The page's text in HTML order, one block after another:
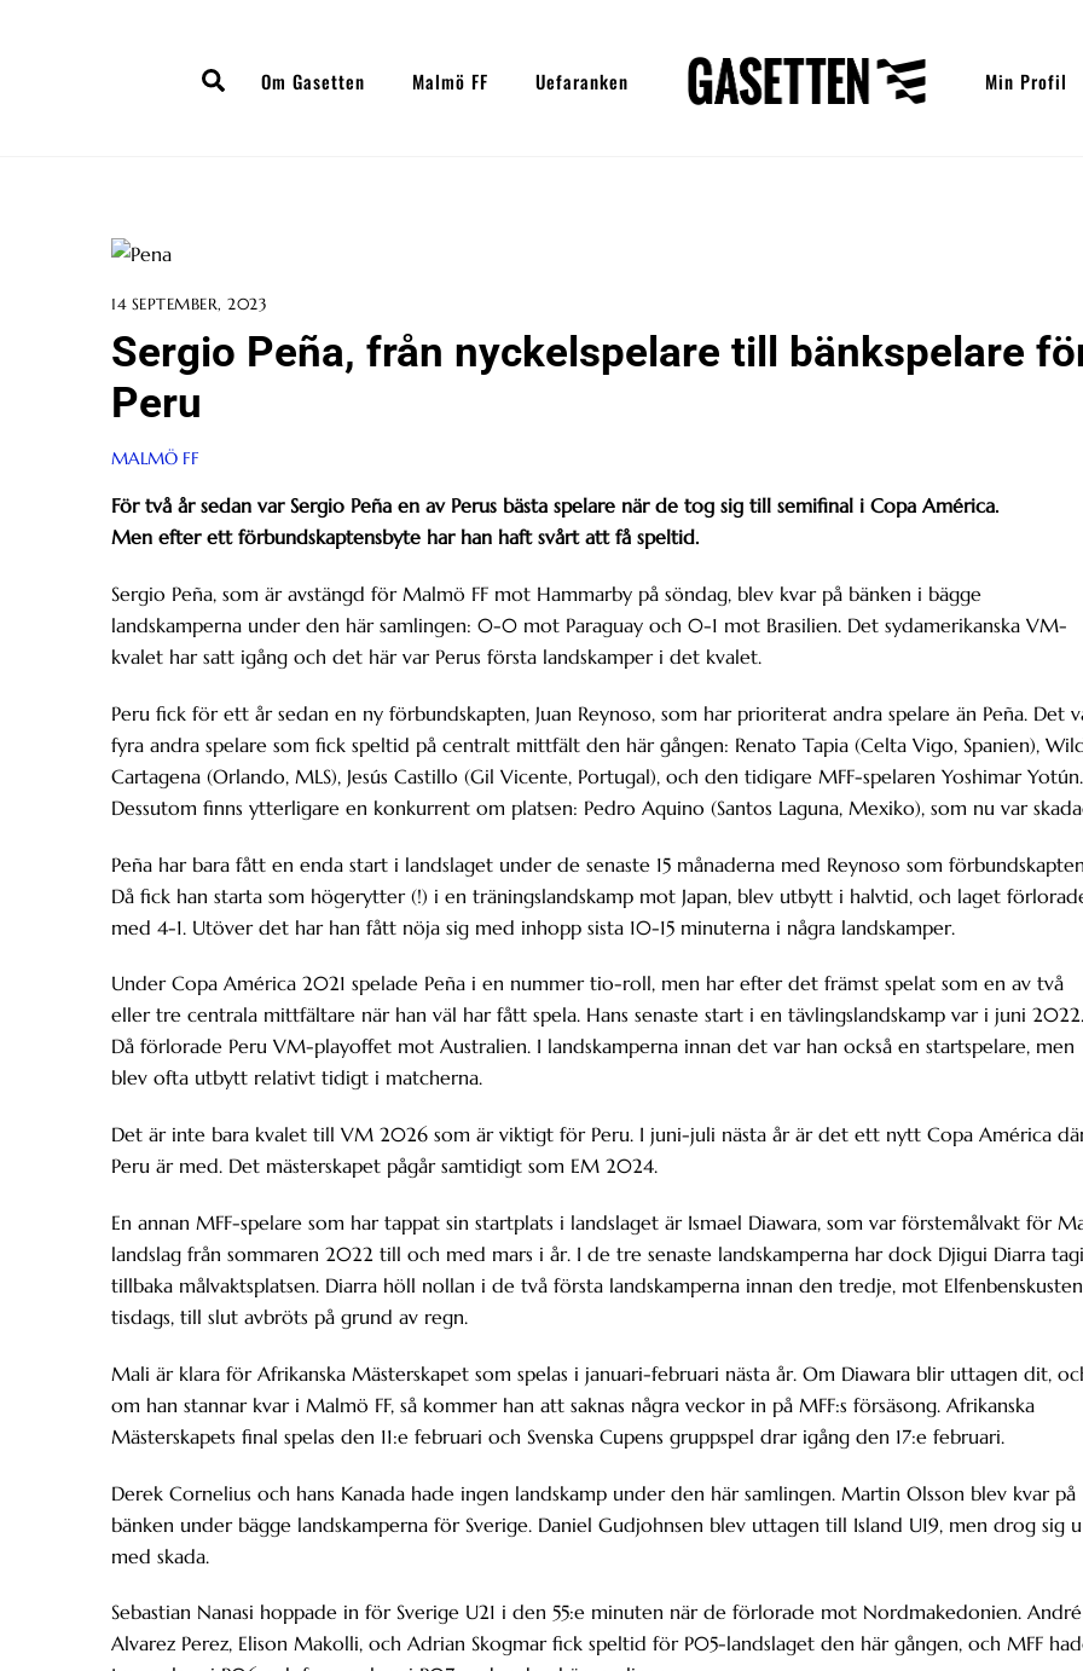
SearchOm Gasetten Malmö FF Uefaranken Min Profil
14 SEPTEMBER, 2023
Sergio Peña, från nyckelspelare till bänkspelare
Peru
MALMÖ FF
För två år sedan var Sergio Peña en av Perus bästa spelare när de tog sig till semifinal i Copa América.
Men efter ett förbundskaptensbyte har han haft svårt att få speltid.
Sergio Peña, som är avstängd för Malmö FF mot Hammarby på söndag, blev kvar på bänken i bägge
landskamperna under den här samlingen: 0-0 mot Paraguay och 0-1 mot Brasilien. Det sydamerikanska VM-
kvalet har satt igång och det här var Perus första landskamper i det kvalet.
Peru fick för ett år sedan en ny förbundskapten, Juan Reynoso, som har prioriterat andra spelare än Peña. Det
fyra andra spelare som fick speltid på centralt mittfält den här gången: Renato Tapia (Celta Vigo, Spanien),
Cartagena (Orlando, MLS), Jesús Castillo (Gil Vicente, Portugal), och den tidigare MFF-spelaren Yoshimar Yotún.
Dessutom finns ytterligare en konkurrent om platsen: Pedro Aquino (Santos Laguna, Mexiko), som nu var
Peña har bara fått en enda start i landslaget under de senaste 15 månaderna med Reynoso som
Då fick han starta som högerytter (!) i en träningslandskamp mot Japan, blev utbytt i halvtid, och laget
med 4-1. Utöver det har han fått nöja sig med inhopp sista 10-15 minuterna i några landskamper.
Under Copa América 2021 spelade Peña i en nummer tio-roll, men har efter det främst spelat som en av två
eller tre centrala mittfältare när han väl har fått spela. Hans senaste start i en tävlingslandskamp var i juni 2022.
Då förlorade Peru VM-playoffet mot Australien. I landskamperna innan det var han också en startspelare, men
blev ofta utbytt relativt tidigt i matcherna.
Det är inte bara kvalet till VM 2026 som är viktigt för Peru. I juni-juli nästa år är det ett nytt Copa América
Peru är med. Det mästerskapet pågår samtidigt som EM 2024.
En annan MFF-spelare som har tappat sin startplats i landslaget är Ismael Diawara, som var förstemålvakt för
landslag från sommaren 2022 till och med mars i år. I de tre senaste landskamperna har dock Djigui Diarra
tillbaka målvaktsplatsen. Diarra höll nollan i de två första landskamperna innan den tredje, mot
tisdags, till slut avbröts på grund av regn.
Mali är klara för Afrikanska Mästerskapet som spelas i januari-februari nästa år. Om Diawara blir uttagen dit,
om han stannar kvar i Malmö FF, så kommer han att saknas några veckor in på MFF:s försäsong. Afrikanska
Mästerskapets final spelas den 11:e februari och Svenska Cupens gruppspel drar igång den 17:e februari.
Derek Cornelius och hans Kanada hade ingen landskamp under den här samlingen. Martin Olsson blev kvar på
bänken under bägge landskamperna för Sverige. Daniel Gudjohnsen blev uttagen till Island U19, men drog sig
med skada.
Sebastian Nanasi hoppade in för Sverige U21 i den 55:e minuten när de förlorade mot Nordmakedonien. André
Alvarez Perez, Elison Makolli, och Adrian Skogmar fick speltid för P05-landslaget den här gången, och MFF